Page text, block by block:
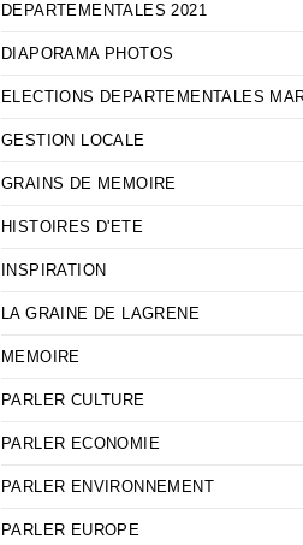
DEPARTEMENTALES 2021
DIAPORAMA PHOTOS
ELECTIONS DEPARTEMENTALES
GESTION LOCALE
GRAINS DE MEMOIRE
HISTOIRES D'ETE
INSPIRATION
LA GRAINE DE LAGRENE
MEMOIRE
PARLER CULTURE
PARLER ECONOMIE
PARLER ENVIRONNEMENT
PARLER EUROPE